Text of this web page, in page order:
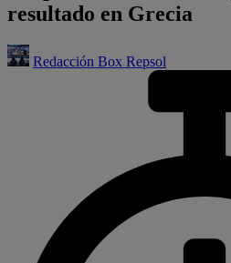
resultado en Grecia
Redacción Box Repsol